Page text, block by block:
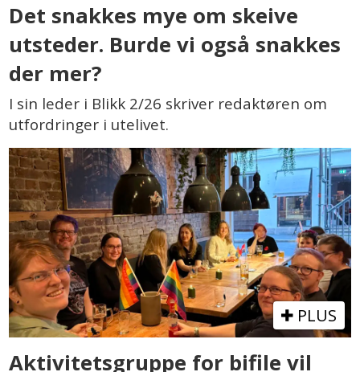
Det snakkes mye om skeive
utsteder. Burde vi også snakkes
der mer?
I sin leder i Blikk 2/26 skriver redaktøren om
utfordringer i utelivet.
PLUS
Aktivitetsgruppe for bifile vil